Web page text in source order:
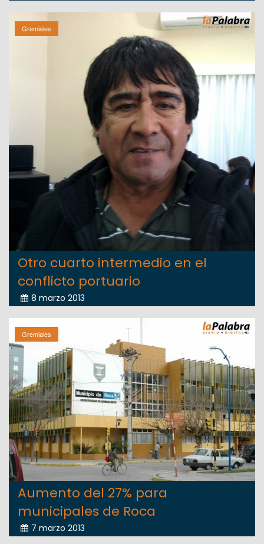
Gremiales
Otro cuarto intermedio en el
conflicto portuario
8 marzo 2013
Gremiales
Aumento del 27% para
municipales de Roca
7 marzo 2013